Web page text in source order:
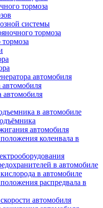
тормоза
системы
тормоза
автомобиля
автомобиля
автомобиля
в автомобиле
автомобиля
коленвала в
в автомобиле
в автомобиле
распредвала в
автомобиля